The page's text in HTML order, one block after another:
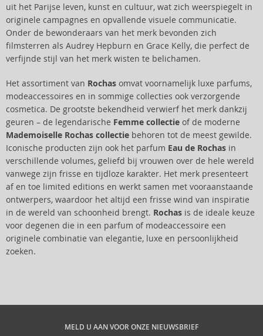
uit het Parijse leven, kunst en cultuur, wat zich weerspiegelt in
originele campagnes en opvallende visuele communicatie.
Onder de bewonderaars van het merk bevonden zich
filmsterren als Audrey Hepburn en Grace Kelly, die perfect de
verfijnde stijl van het merk wisten te belichamen.
Het assortiment van Rochas omvat voornamelijk luxe parfums,
modeaccessoires en in sommige collecties ook verzorgende
cosmetica. De grootste bekendheid verwierf het merk dankzij
geuren – de legendarische Femme collectie of de moderne
Mademoiselle Rochas collectie behoren tot de meest gewilde.
Iconische producten zijn ook het parfum Eau de Rochas in
verschillende volumes, geliefd bij vrouwen over de hele wereld
vanwege zijn frisse en tijdloze karakter. Het merk presenteert
af en toe limited editions en werkt samen met vooraanstaande
ontwerpers, waardoor het altijd een frisse wind van inspiratie
in de wereld van schoonheid brengt. Rochas is de ideale keuze
voor degenen die in een parfum of modeaccessoire een
originele combinatie van elegantie, luxe en persoonlijkheid
zoeken.
MELD U AAN VOOR ONZE NIEUWSBRIEF